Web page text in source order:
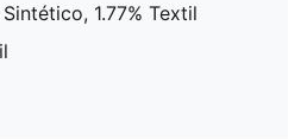
1.77% Textil